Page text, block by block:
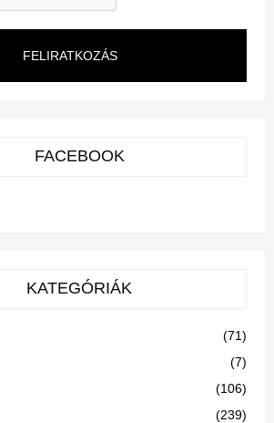
FELIRATKOZÁS
FACEBOOK
KATEGÓRIÁK
(71)
(7)
(106)
(239)